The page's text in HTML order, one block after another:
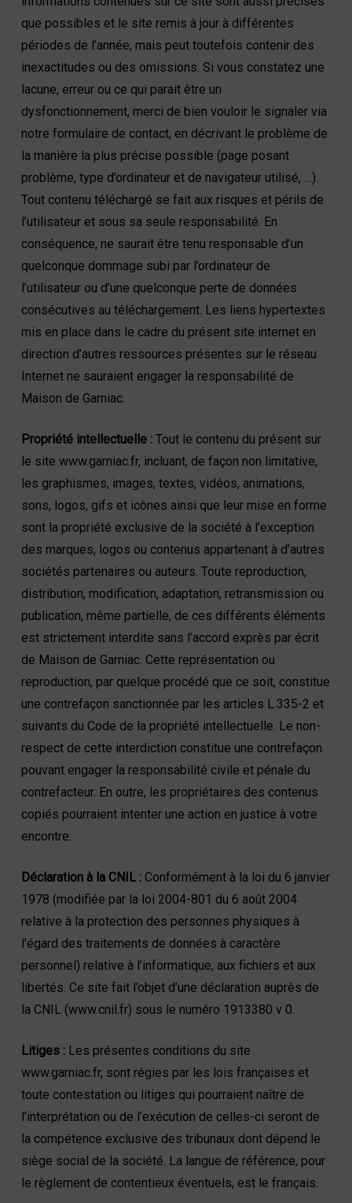
que possibles et le site remis à jour à différentes
périodes de l’année, mais peut toutefois contenir des
inexactitudes ou des omissions. Si vous constatez une
lacune, erreur ou ce qui parait être un
dysfonctionnement, merci de bien vouloir le signaler via
notre formulaire de contact, en décrivant le problème de
la manière la plus précise possible (page posant
problème, type d’ordinateur et de navigateur utilisé, …).
Tout contenu téléchargé se fait aux risques et périls de
l’utilisateur et sous sa seule responsabilité. En
conséquence, ne saurait être tenu responsable d’un
quelconque dommage subi par l’ordinateur de
l’utilisateur ou d’une quelconque perte de données
consécutives au téléchargement. Les liens hypertextes
mis en place dans le cadre du présent site internet en
direction d’autres ressources présentes sur le réseau
Internet ne sauraient engager la responsabilité de
Maison de Garniac.
Propriété intellectuelle :Tout le contenu du présent sur
le site www.garniac.fr, incluant, de façon non limitative,
les graphismes, images, textes, vidéos, animations,
sons, logos, gifs et icônes ainsi que leur mise en forme
sont la propriété exclusive de la société à l’exception
des marques, logos ou contenus appartenant à d’autres
sociétés partenaires ou auteurs. Toute reproduction,
distribution, modification, adaptation, retransmission ou
publication, même partielle, de ces différents éléments
est strictement interdite sans l’accord exprès par écrit
de Maison de Garniac. Cette représentation ou
reproduction, par quelque procédé que ce soit, constitue
une contrefaçon sanctionnée par les articles L.335-2 et
suivants du Code de la propriété intellectuelle. Le non-
respect de cette interdiction constitue une contrefaçon
pouvant engager la responsabilité civile et pénale du
contrefacteur. En outre, les propriétaires des contenus
copiés pourraient intenter une action en justice à votre
encontre.
Déclaration à la CNIL :Conformément à la loi du 6 janvier
1978 (modifiée par la loi 2004-801 du 6 août 2004
relative à la protection des personnes physiques à
l’égard des traitements de données à caractère
personnel) relative à l’informatique, aux fichiers et aux
libertés. Ce site fait l’objet d’une déclaration auprès de
la CNIL (www.cnil.fr) sous le numéro 1913380 v 0.
Litiges :Les présentes conditions du site
www.garniac.fr, sont régies par les lois françaises et
toute contestation ou litiges qui pourraient naître de
l’interprétation ou de l’exécution de celles-ci seront de
la compétence exclusive des tribunaux dont dépend le
siège social de la société. La langue de référence, pour
le règlement de contentieux éventuels, est le français.